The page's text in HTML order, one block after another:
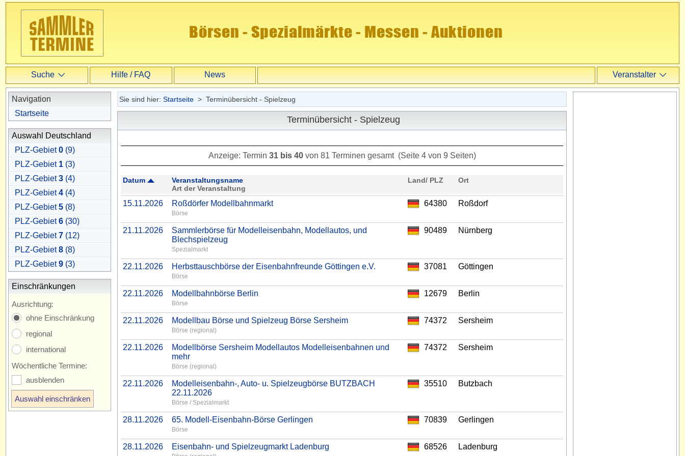
SucheSuche
Erweiterte Suche
Hilfe / FAQ News Veranstalter
Veranstalter
Navigation
Startseite
Auswahl Deutschland
PLZ-Gebiet0 (9)
PLZ-Gebiet 1 (3)
PLZ-Gebiet3 (4)
PLZ-Gebiet4 (4)
PLZ-Gebiet5 (8)
PLZ-Gebiet6 (30)
PLZ-Gebiet7 (12)
PLZ-Gebiet8 (8)
PLZ-Gebiet9 (3)
Einschränkungen
Ausrichtung:
ohne Einschränkung
regional
international
Wöchentliche Termine:
ausblenden
Sie sind hier: Startseite > Terminübersicht - Spielzeug
Terminübersicht - Spielzeug
Anzeige: Termin 31 bis 40von 81 Terminen gesamt (Seite 4 von 9 Seiten)
Datum
Veranstaltungsname
Art der Veranstaltung
Land/ PLZ Ort
15.11.2026 Roßdörfer Modellbahnmarkt
Börse
64380 Roßdorf
21.11.2026
Sammlerbörse für Modelleisenbahn, Modellautos, und
Blechspielzeug
Spezialmarkt
90489 Nürnberg
22.11.2026 Herbsttauschbörse der Eisenbahnfreunde Göttingen e.V.
Börse
37081 Göttingen
22.11.2026 Modellbahnbörse Berlin
Börse
12679 Berlin
22.11.2026 Modellbau Börse und Spielzeug Börse Sersheim
Börse (regional)
74372 Sersheim
22.11.2026
Modellbörse Sersheim Modellautos Modelleisenbahnen und
mehr
Börse (regional)
74372 Sersheim
22.11.2026
Modelleisenbahn-, Auto- u. Spielzeugbörse BUTZBACH
22.11.2026
Börse / Spezialmarkt
35510 Butzbach
28.11.2026 65. Modell-Eisenbahn-Börse Gerlingen
Börse
70839 Gerlingen
28.11.2026 Eisenbahn- und Spielzeugmarkt Ladenburg 68526 Ladenburg